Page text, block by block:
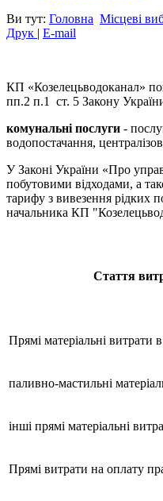
Ви тут: Головна Місцеві
Друк | E-mail
КП «Козелецьводоканал»
пп.2 п.1 ст. 5 Закону
комунальні послуги -
водопостачання,
У Законі України «Про
побутовими відходами, а
тарифу з вивезення рідких
начальника КП
Стаття
Прямі матеріальні витрати
паливно-мастильні
інші прямі матеріальні
Прямі витрати на оплату